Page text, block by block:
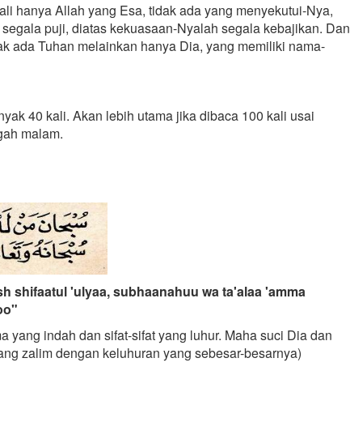
hanya Allah yang Esa, tidak ada yang menyekutui-Nya,
puji, diatas kekuasaan-Nyalah segala kebajikan. Dan
ada Tuhan melainkan hanya Dia, yang memiliki nama-
40 kali. Akan lebih utama jika dibaca 100 kali usai
malam.
shifaatul 'ulyaa, subhaanahuu wa ta'alaa 'amma
yang indah dan sifat-sifat yang luhur. Maha suci Dia dan
zalim dengan keluhuran yang sebesar-besarnya)